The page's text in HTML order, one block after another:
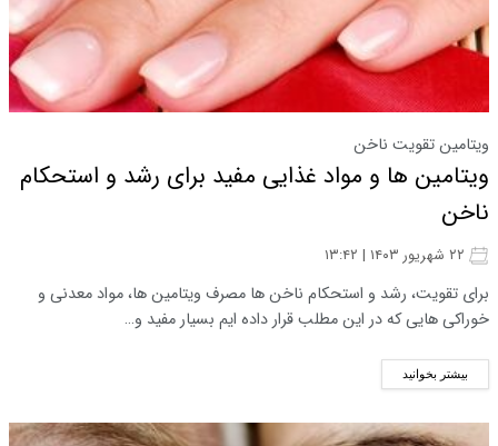
ویتامین تقویت ناخن
ویتامین ها و مواد غذایی مفید برای رشد و استحکام
ناخن
برای تقویت، رشد و استحکام ناخن ها مصرف ویتامین ها، مواد معدنی و
خوراکی هایی که در این مطلب قرار داده ایم بسیار مفید و…
بیشتر بخوانید